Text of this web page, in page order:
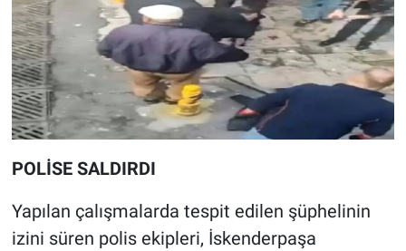
POLİSE SALDIRDI
Yapılan çalışmalarda tespit edilen şüphelinin
izini süren polis ekipleri, İskenderpaşa
Kimdir
Koronavirüs
Kültür Sanat
Popüler